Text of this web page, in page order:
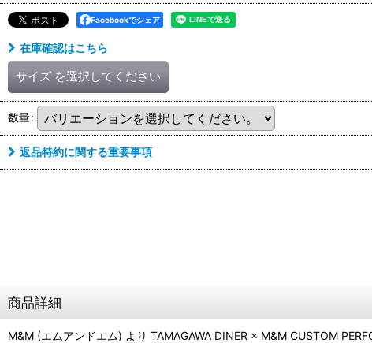
Facebookでシェア
在庫確認はこちら
サイズ を選択してください
数量:
返品特約に関する重要事項
商品詳細
M&M (エムアンドエム) より TAMAGAWA DINER × M&M CUSTOM